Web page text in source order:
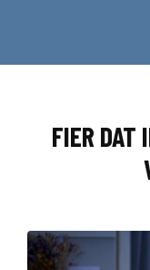
FIER DAT